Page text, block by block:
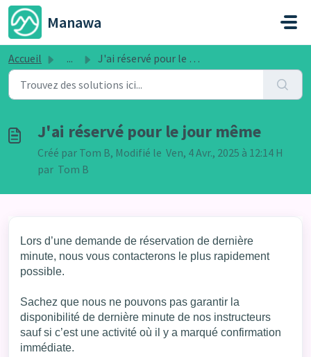
Passer au contenu principal
Manawa
Accueil ... J'ai réservé pour le jour même
J'ai réservé pour le jour même
Créé par Tom B, Modifié le Ven, 4 Avr., 2025 à 12:14 H
par Tom B
Lors d’une demande de réservation de dernière
minute, nous vous contacterons le plus rapidement
possible.
Sachez que nous ne pouvons pas garantir la
disponibilité de dernière minute de nos instructeurs
sauf si c’est une activité où il y a marqué confirmation
immédiate.